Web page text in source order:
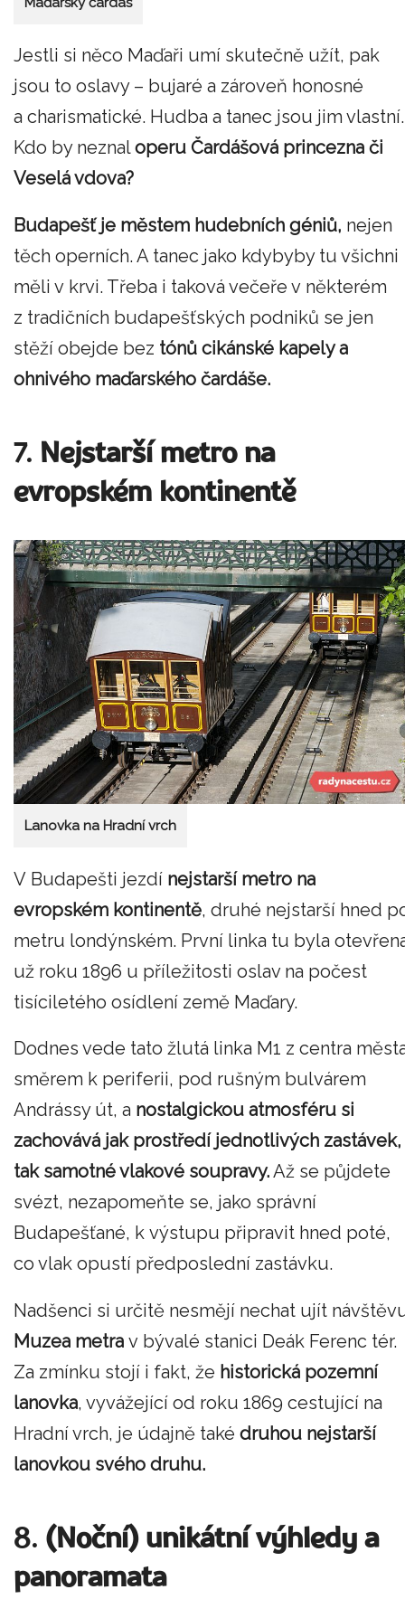
Jestli si něco Maďaři umí skutečně užít, pak
jsou to oslavy – bujaré a zároveň honosné
a charismatické. Hudba a tanec jsou jim vlastní.
Kdo by neznaloperu Čardášová princezna či
Veselá vdova?
Budapešť je městem hudebních géniů, nejen
těch operních. A tanec jako kdybyby tu všichni
měli v krvi. Třeba i taková večeře v některém
z tradičních budapešťských podniků se jen
stěží obejde bez tónů cikánské kapely a
ohnivého maďarského čardáše.
7. Nejstarší metro na
evropském kontinentě
Lanovka na Hradní vrch
V Budapešti jezdí nejstarší metro na
evropském kontinentě, druhé nejstarší hned
metru londýnském. První linka tu byla
už roku 1896 u příležitosti oslav na počest
tisíciletého osídlení země Maďary.
Dodnes vede tato žlutá linka M1 z centra
směrem k periferii, pod rušným bulvárem
Andrássy út, a nostalgickou atmosféru si
zachovává jak prostředí jednotlivých zastávek,
tak samotné vlakové soupravy.Až se půjdete
svézt, nezapomeňte se, jako správní
Budapešťané, k výstupu připravit hned poté,
co vlak opustí předposlední zastávku.
Nadšenci si určitě nesmějí nechat ujít
Muzea metra v bývalé stanici Deák Ferenc tér.
Za zmínku stojí i fakt, že historická pozemní
lanovka, vyvážející od roku 1869 cestující na
Hradní vrch, je údajně také druhou nejstarší
lanovkou svého druhu.
8. (Noční) unikátní výhledy a
panoramata